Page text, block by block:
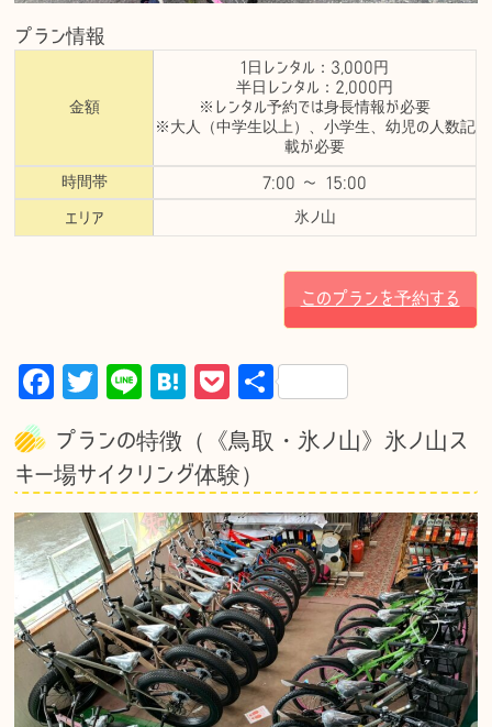
プラン情報
金額
1日レンタル： 3,000円
半日レンタル： 2,000円
※レンタル予約では身長情報が必要
※大人（中学生以上）、小学生、幼児の人数記
載が必要
時間帯 7:00 〜 15:00
エリア 氷ノ山
このプランを予約する
F
c
e
b
o
o
k
T
it
te
r
Li
e
H
e
n
a
P
c
k
et
共
プランの特徴（《鳥取・氷ノ山》氷ノ山ス
キー場サイクリング体験）